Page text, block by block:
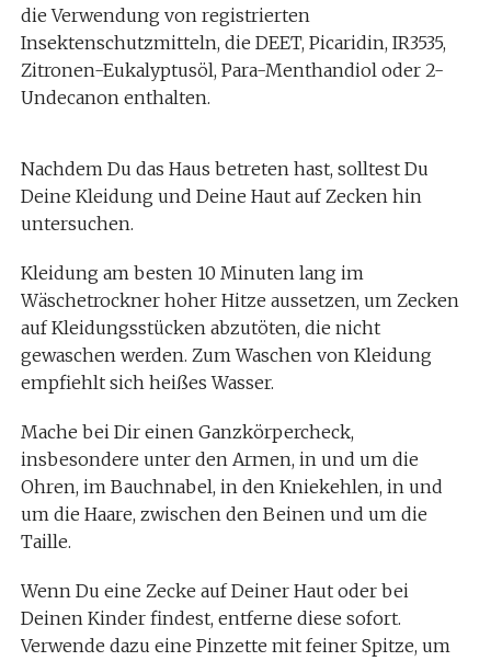
die Verwendung von registrierten
Insektenschutzmitteln, die DEET, Picaridin, IR3535,
Zitronen-Eukalyptusöl, Para-Menthandiol oder 2-
Undecanon enthalten.
Nachdem Du das Haus betreten hast, solltest Du
Deine Kleidung und Deine Haut auf Zecken hin
untersuchen.
Kleidung am besten 10 Minuten lang im
Wäschetrockner hoher Hitze aussetzen, um Zecken
auf Kleidungsstücken abzutöten, die nicht
gewaschen werden. Zum Waschen von Kleidung
empfiehlt sich heißes Wasser.
Mache bei Dir einen Ganzkörpercheck,
insbesondere unter den Armen, in und um die
Ohren, im Bauchnabel, in den Kniekehlen, in und
um die Haare, zwischen den Beinen und um die
Taille.
Wenn Du eine Zecke auf Deiner Haut oder bei
Deinen Kinder findest, entferne diese sofort.
Verwende dazu eine Pinzette mit feiner Spitze, um